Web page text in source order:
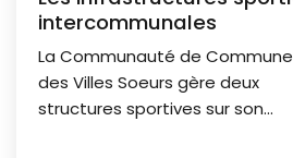
a
n
intercommunales
La Communauté de
des Villes Soeurs gère deux
structures sportives sur son